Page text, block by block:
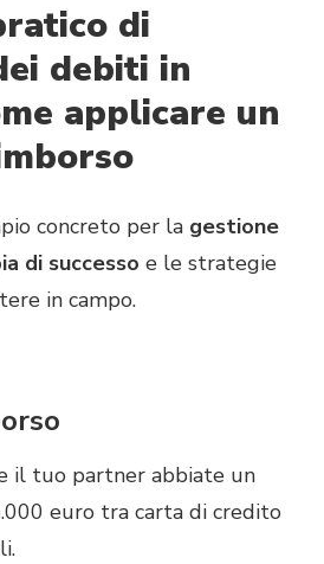
di
debiti in
applicare un
concreto per la gestione
di successo e le strategie
in campo.
il tuo partner abbiate un
euro tra carta di credito